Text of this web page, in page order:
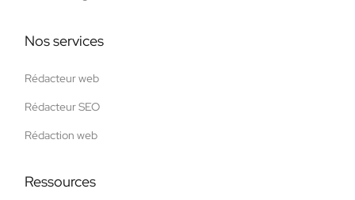
Nos services
Rédacteur web
Rédacteur SEO
Rédaction web
Ressources